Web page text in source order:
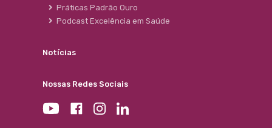
Práticas Padrão Ouro
Podcast Excelência em Saúde
Notícias
Nossas Redes Sociais